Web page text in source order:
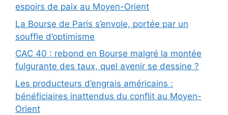
espoirs de paix au Moyen-Orient
La Bourse de Paris s’envole, portée par un
souffle d’optimisme
CAC 40 : rebond en Bourse malgré la montée
fulgurante des taux, quel avenir se dessine ?
Les producteurs d’engrais américains :
bénéficiaires inattendus du conflit au Moyen-
Orient